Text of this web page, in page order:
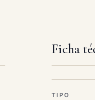
Ficha
TIPO